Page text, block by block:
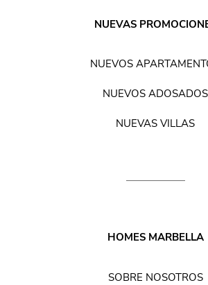
NUEVAS
NUEVOS
NUEVOS ADOSADOS
NUEVAS VILLAS
HOMES MARBELLA
SOBRE NOSOTROS